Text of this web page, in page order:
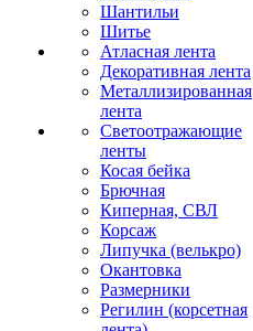
Шантильи
Шитье
Атласная лента
Декоративная лента
Металлизированная
лента
Светоотражающие
ленты
Косая бейка
Брючная
Киперная, СВЛ
Корсаж
Липучка (велькро)
Окантовка
Размерники
Регилин (корсетная